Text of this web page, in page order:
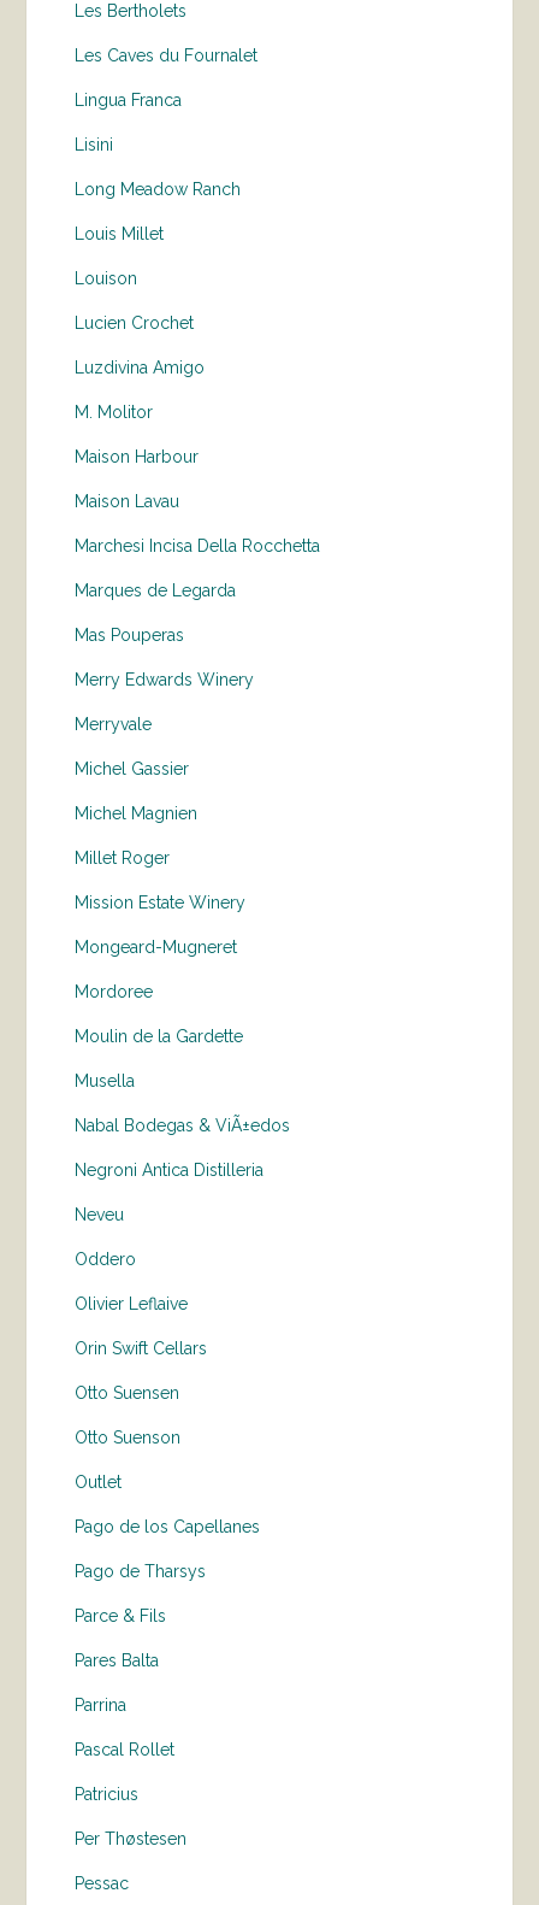
Les Bertholets
Les Caves du Fournalet
Lingua Franca
Lisini
Long Meadow Ranch
Louis Millet
Louison
Lucien Crochet
Luzdivina Amigo
M. Molitor
Maison Harbour
Maison Lavau
Marchesi Incisa Della Rocchetta
Marques de Legarda
Mas Pouperas
Merry Edwards Winery
Merryvale
Michel Gassier
Michel Magnien
Millet Roger
Mission Estate Winery
Mongeard-Mugneret
Mordoree
Moulin de la Gardette
Musella
Nabal Bodegas & ViÃ±edos
Negroni Antica Distilleria
Neveu
Oddero
Olivier Leflaive
Orin Swift Cellars
Otto Suensen
Otto Suenson
Outlet
Pago de los Capellanes
Pago de Tharsys
Parce & Fils
Pares Balta
Parrina
Pascal Rollet
Patricius
Per Thøstesen
Pessac